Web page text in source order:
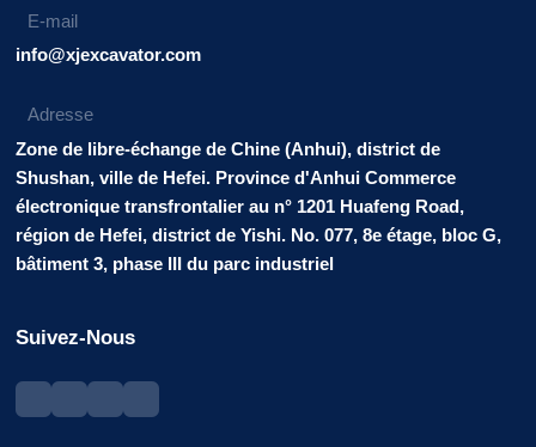
E-mail
info@xjexcavator.com
Adresse
Zone de libre-échange de Chine (Anhui), district de
Shushan, ville de Hefei. Province d'Anhui Commerce
électronique transfrontalier au n° 1201 Huafeng Road,
région de Hefei, district de Yishi. No. 077, 8e étage, bloc G,
bâtiment 3, phase III du parc industriel
Suivez-Nous